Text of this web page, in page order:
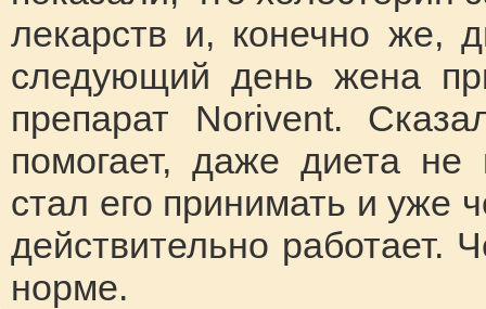
лекарств и, конечно же,
следующий день жена
препарат Norivent.
помогает, даже диета
стал его принимать и уже
действительно работает.
норме.